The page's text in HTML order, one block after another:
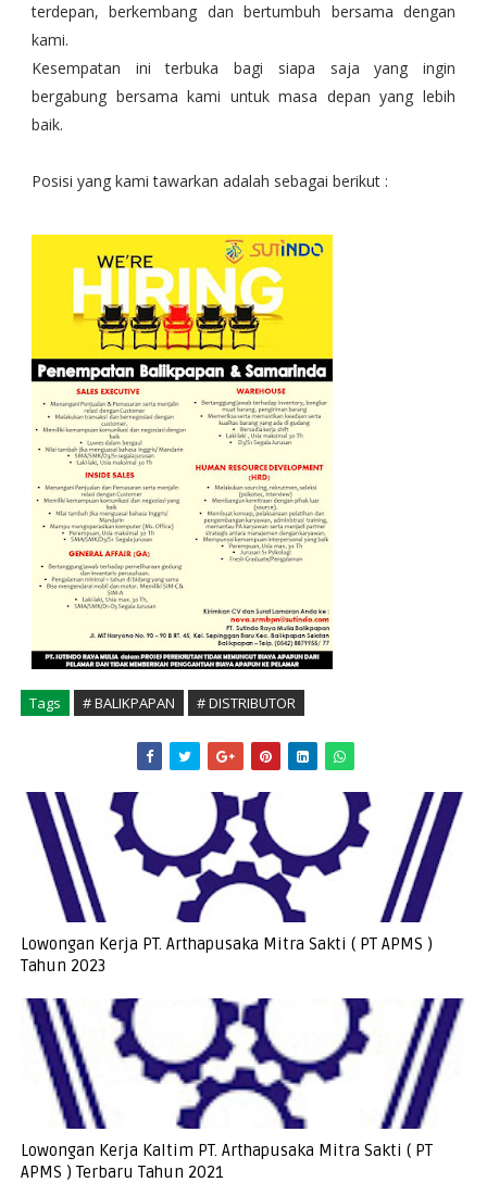
terdepan, berkembang dan bertumbuh bersama dengan
kami.
Kesempatan ini terbuka bagi siapa saja yang ingin
bergabung bersama kami untuk masa depan yang lebih
baik.
Posisi yang kami tawarkan adalah sebagai berikut :
Tags # BALIKPAPAN # DISTRIBUTOR
Lowongan Kerja PT. Arthapusaka Mitra Sakti ( PT APMS )
Tahun 2023
Lowongan Kerja Kaltim PT. Arthapusaka Mitra Sakti ( PT
APMS ) Terbaru Tahun 2021